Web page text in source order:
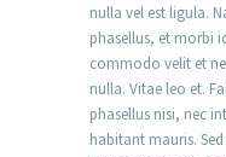
nulla vel est ligula.
phasellus, et morbi
commodo velit et
nulla. Vitae leo et.
phasellus nisi, nec
habitant mauris.